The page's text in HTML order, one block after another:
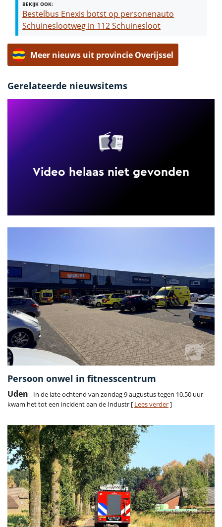
BEKIJK OOK:
Bestelbus Enexis botst op personenauto
Schuineslootweg in 112 Schuinesloot
Meer nieuws uit provincie Overijssel
Gerelateerde nieuwsitems
Persoon onwel in fitnesscentrum
Uden - In de late ochtend van zondag 9 augustus tegen 10.50 uur
kwam het tot een incident aan de Industr [ Lees verder]